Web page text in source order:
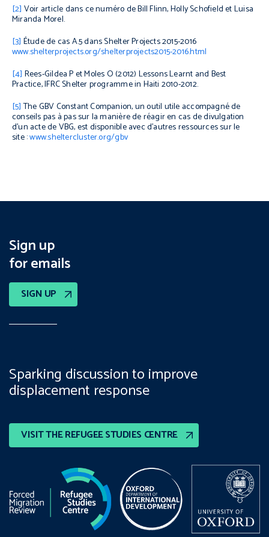
[2] Voir article dans ce numéro de Bill Flinn, Holly Schofield et Luisa
Miranda Morel.
[3] Étude de cas A.5 dansShelter Projects 2015-2016
www.shelterprojects.org/shelterprojects2015-2016.html
[4] Rees-Gildea P et Moles O (2012) Lessons Learnt and Best
Practice, IFRC Shelter programme in Haiti 2010-2012.
[5] The GBV Constant Companion, un outil utile accompagné de
conseils pas à pas sur la manière de réagir en cas de divulgation
d’un acte de VBG, est disponible avec d’autres ressources sur le
site :www.sheltercluster.org/gbv
Sign up
for emails
SIGN UP
VISIT THE REFUGEE STUDIES CENTRE
Sparking discussion to improve
displacement response